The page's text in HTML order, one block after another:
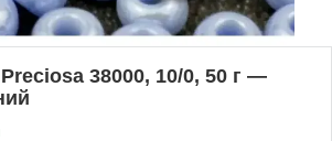
38000, 10/0, 50 г —